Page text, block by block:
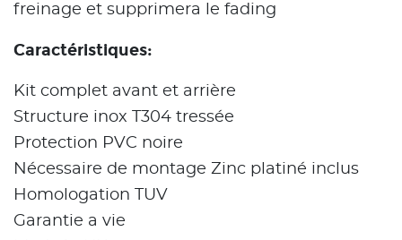
freinage et supprimera le fading
Caractéristiques:
Kit complet avant et arrière
Structure inox T304 tressée
Protection PVC noire
Nécessaire de montage Zinc platiné inclus
Homologation TUV
Garantie a vie